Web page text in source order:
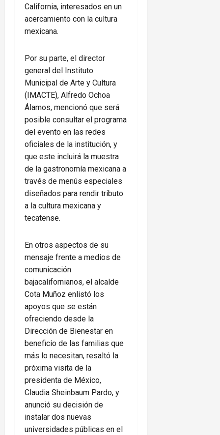
California, interesados en un
acercamiento con la cultura
mexicana.
Por su parte, el director
general del Instituto
Municipal de Arte y Cultura
(IMACTE), Alfredo Ochoa
Álamos, mencionó que será
posible consultar el programa
del evento en las redes
oficiales de la institución, y
que este incluirá la muestra
de la gastronomía mexicana a
través de menús especiales
diseñados para rendir tributo
a la cultura mexicana y
tecatense.
En otros aspectos de su
mensaje frente a medios de
comunicación
bajacalifornianos, el alcalde
Cota Muñoz enlistó los
apoyos que se están
ofreciendo desde la
Dirección de Bienestar en
beneficio de las familias que
más lo necesitan, resaltó la
próxima visita de la
presidenta de México,
Claudia Sheinbaum Pardo, y
anunció su decisión de
instalar dos nuevas
universidades públicas en el